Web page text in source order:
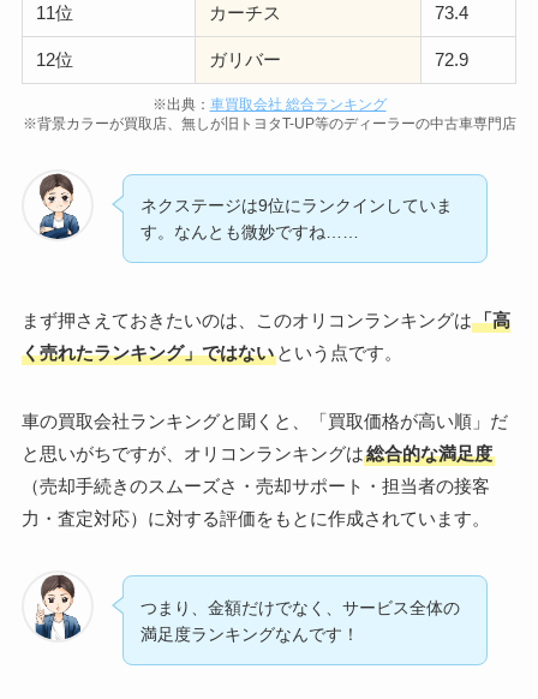
11位 カーチス 73.4
12位 ガリバー 72.9
※出典： 車買取会社 総合ランキング
※背景カラーが買取店、無しが旧トヨタT-UP等のディーラーの中古車専門店
ネクステージは9位にランクインしていま
す。なんとも微妙ですね……
まず押さえておきたいのは、このオリコンランキングは「高
く売れたランキング」ではないという点です。
車の買取会社ランキングと聞くと、「買取価格が高い順」だ
と思いがちですが、オリコンランキングは総合的な満足度
（売却手続きのスムーズさ・売却サポート・担当者の接客
力・査定対応）に対する評価をもとに作成されています。
つまり、金額だけでなく、サービス全体の
満足度ランキングなんです！